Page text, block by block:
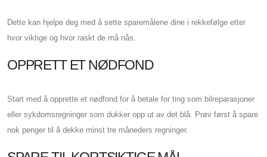
Dette kan hjelpe deg med å sette sparemålene dine i rekkefølge etter
hvor viktige og hvor raskt de må nås.
OPPRETT ET NØDFOND
Start med å opprette et nødfond for å betale for ting som bilreparasjoner
eller sykdomsregninger som dukker opp ut av det blå. Prøv først å spare
nok penger til å dekke minst tre måneders regninger.